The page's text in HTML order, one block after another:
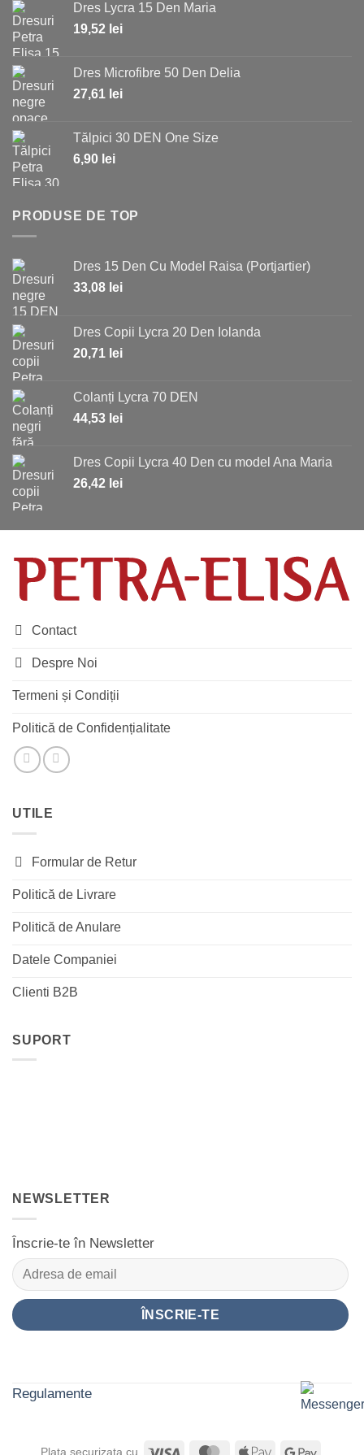
Dres Lycra 15 Den Maria
19,52 lei
Dres Microfibre 50 Den Delia
27,61 lei
Tălpici 30 DEN One Size
6,90 lei
PRODUSE DE TOP
Dres 15 Den Cu Model Raisa (Portjartier)
33,08 lei
Dres Copii Lycra 20 Den Iolanda
20,71 lei
Colanți Lycra 70 DEN
44,53 lei
Dres Copii Lycra 40 Den cu model Ana Maria
26,42 lei
Contact
Despre Noi
Termeni și Condiții
Politică de Confidențialitate
UTILE
Formular de Retur
Politică de Livrare
Politică de Anulare
Datele Companiei
Clienti B2B
SUPORT
NEWSLETTER
Înscrie-te în Newsletter
Regulamente
Plata securizata cu Visa MasterCardApple Google